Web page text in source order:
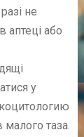
не
аптеці або
у
малого таза.